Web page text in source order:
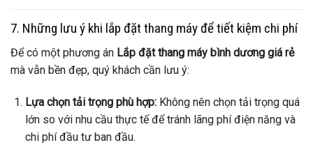
7. Những lưu ý khi lắp đặt thang máy để tiết kiệm chi phí
Để có một phương án Lắp đặt thang máy bình dương giá rẻ
mà vẫn bền đẹp, quý khách cần lưu ý:
Lựa chọn tải trọng phù hợp:Không nên chọn tải trọng quá
lớn so với nhu cầu thực tế để tránh lãng phí điện năng và
chi phí đầu tư ban đầu.